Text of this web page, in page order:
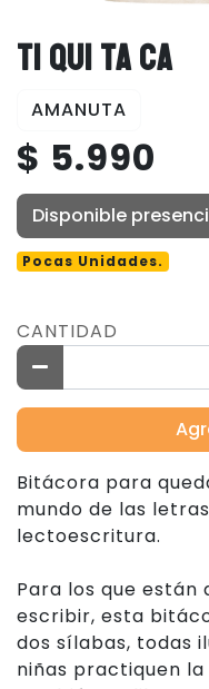
TI QUI TA CA
AMANUTA
$ 5.990
Disponible
Pocas Unidades.
CANTIDAD
Bitácora para
mundo de las
lectoescritura.
Para los que están
escribir, esta
dos sílabas, todas
niñas practiquen